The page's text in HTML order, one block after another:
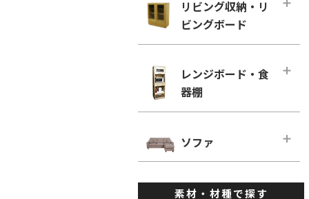
ホワイトオーク
リビングチェア
デスクチェア・オフィスチェア
ベンチ
ウォールナット
ブラックチェリー
ホワイトアッシュ
幅160cm－奥行き60cm
■幅180cm
幅180cm－奥行き46cm
幅180cm－奥行き60cm
■幅200cm
幅200cm－奥行き46cm
幅200cm－奥行き60cm
■幅220cm
幅220cm－奥行き46cm
ローチェスト
幅100cm未満
幅150cm～200cm未満
幅200cm以上
ブラックチェリー
ホワイトオーク
ホワイトアッシュ
リビング収納・リ
ビングボード
インページ
キャビネット・サイドボード
ウォールナット
ブラックチェリー
レンジボード・食
器棚
ジ
レンジボード
ソファ
カウチソファ素材・材種で探す